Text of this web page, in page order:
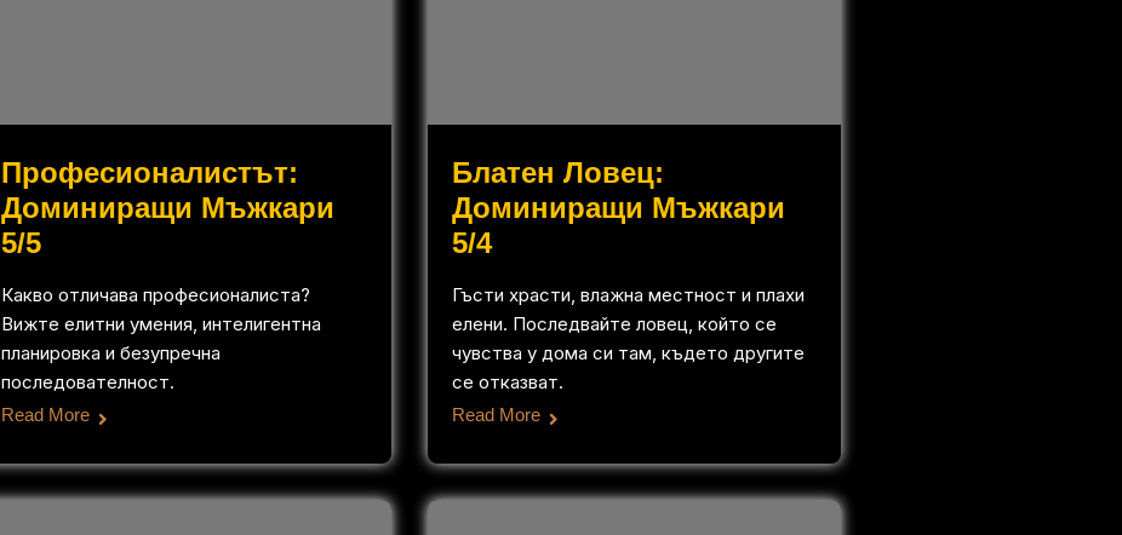
Професионалистът:
Доминиращи Мъжкари
5/5
Какво отличава професионалиста?
Вижте елитни умения, интелигентна
планировка и безупречна
последователност.
Read More
Блатен Ловец:
Доминиращи Мъжкари
5/4
Гъсти храсти, влажна местност и плахи
елени. Последвайте ловец, който се
чувства у дома си там, където другите
се отказват.
Read More